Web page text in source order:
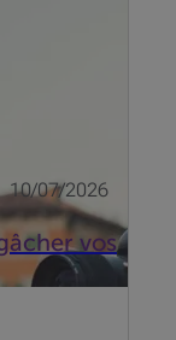
10/07/2026
vos